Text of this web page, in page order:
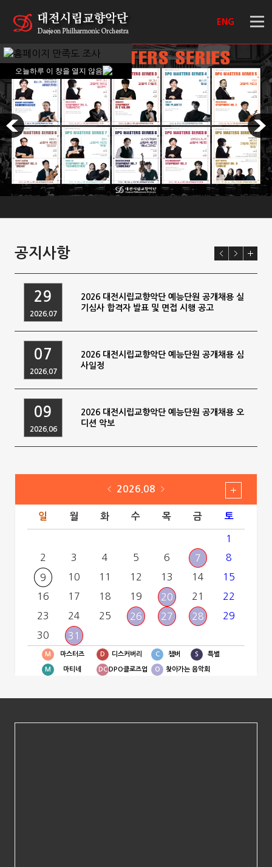
ENG
공지사항
2026.07
29
2026 대전시립교향악단 예능단원 공개채용 실
기심사 합격자 발표 및 면접 시행 공고
2026.07
07
2026 대전시립교향악단 예능단원 공개채용 심
사일정
2026.06
09
2026 대전시립교향악단 예능단원 공개채용 오
디션 악보
2026.08
일 월 화 수 목 금 토
1
2
3 4 5 6 7 8
9 10 11 12 13 14
15
16
17 18 19 20 21
22
23
24 25 26 27 28
29
30
31
M 마스터즈 D 디스커버리 C 챔버 S 특별
M 마티네 DCDPO클로즈업 O 찾아가는 음악회
오늘하루 이 창을 열지 않음